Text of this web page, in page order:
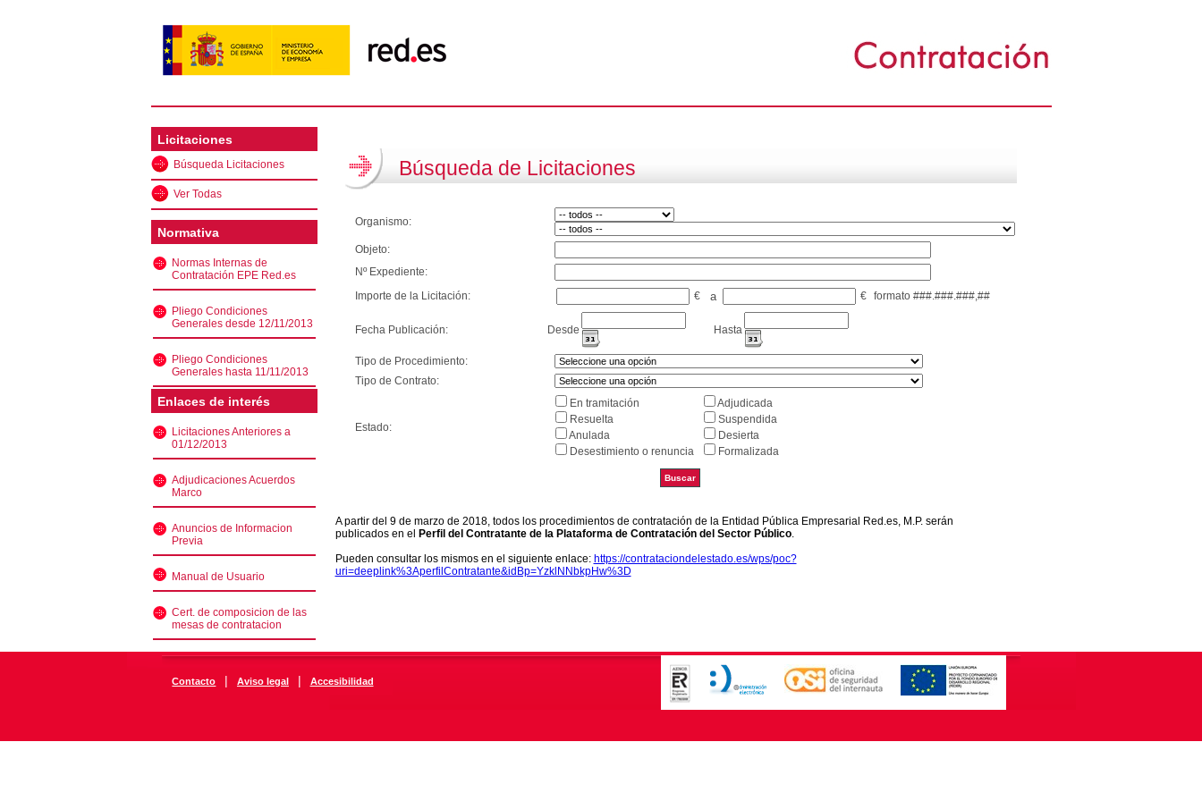
Licitaciones
Búsqueda Licitaciones
Ver Todas
Normativa
Normas Internas de
Contratación EPE Red.es
Pliego Condiciones
Generales desde 12/11/2013
Pliego Condiciones
Generales hasta 11/11/2013
Enlaces de interés
Licitaciones Anteriores a
01/12/2013
Adjudicaciones Acuerdos
Marco
Anuncios de Informacion
Previa
Manual de Usuario
Cert. de composicion de las
mesas de contratacion
Búsqueda de Licitaciones
Organismo:
Objeto:
Nº Expediente:
Importe de la Licitación:
€ a € formato ###.###.###,##
Fecha Publicación: Desde Hasta
Tipo de Procedimiento:
Tipo de Contrato:
Estado:
En tramitación
Adjudicada
Resuelta
Suspendida
Anulada
Desierta
Desestimiento o renuncia
Formalizada
A partir del 9 de marzo de 2018, todos los procedimientos de contratación de la Entidad Pública Empresarial Red.es, M.P. serán
publicados en el
Perfil del Contratante de la Plataforma de Contratación del Sector Público.
Pueden consultar los mismos en el siguiente enlace: https://contrataciondelestado.es/wps/poc?
uri=deeplink%3AperfilContratante&idBp=YzklNNbkpHw%3D
Contacto | Aviso legal | Accesibilidad